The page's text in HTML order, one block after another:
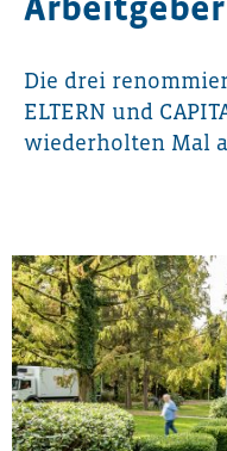
Die drei
ELTERN und
wiederholten Mal